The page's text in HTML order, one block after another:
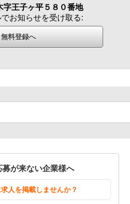
字王子ヶ平５８０番地
お知らせを受け取る:
募が来ない企業様へ
人を掲載しませんか？